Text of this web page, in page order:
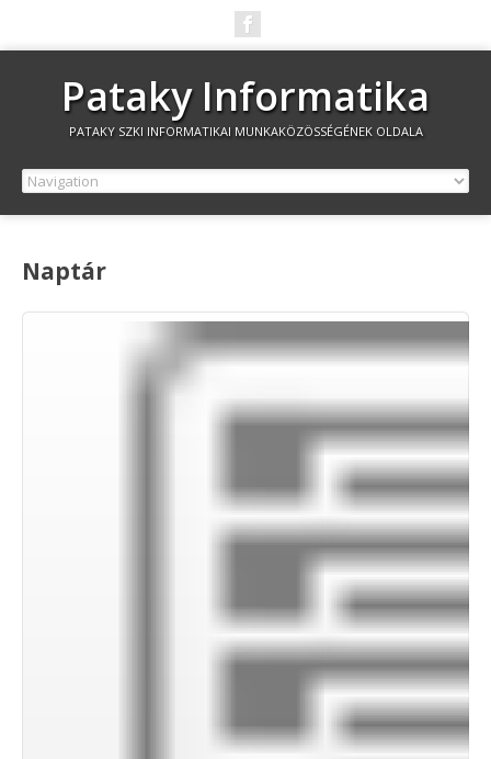
Pataky Informatika
PATAKY SZKI INFORMATIKAI MUNKAKÖZÖSSÉGÉNEK OLDALA
Naptár